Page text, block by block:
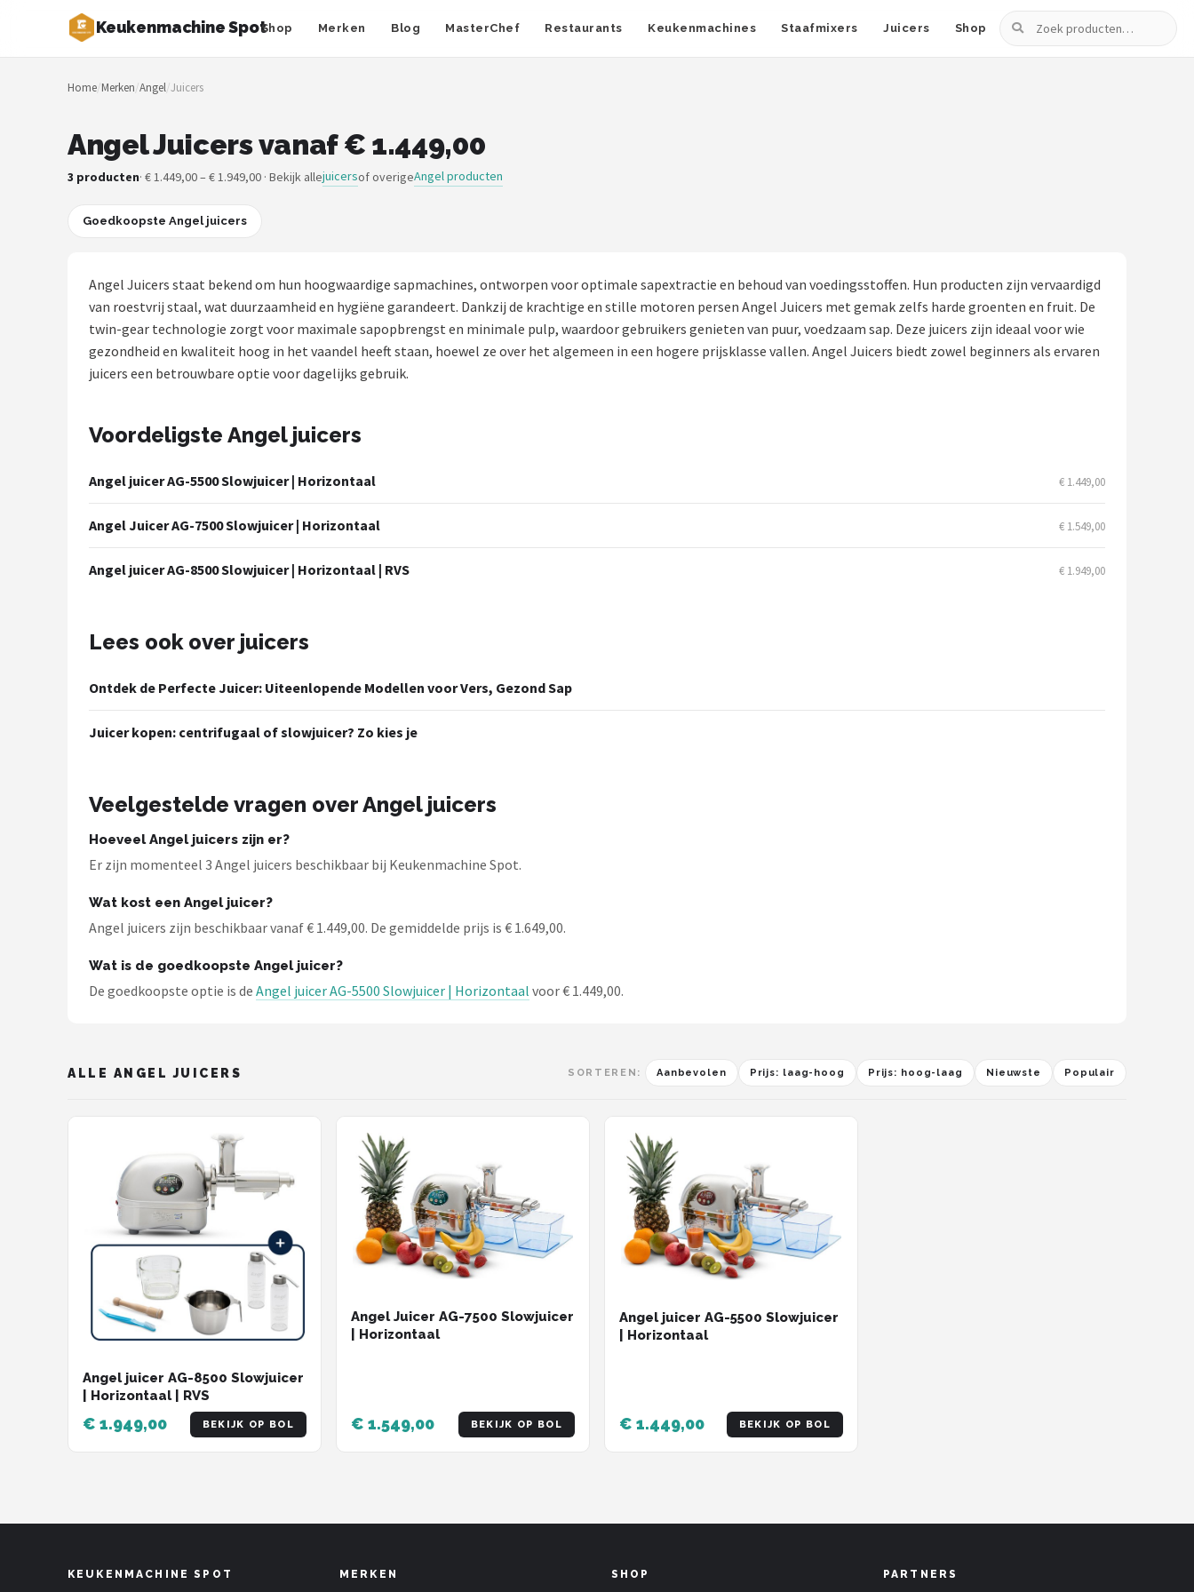
Keukenmachine SpotShop Merken Blog MasterChef Restaurants Keukenmachines Staafmixers Juicers Shop
Zoeken
Zoeken
NAVIGATIE
Merken
Restaurants
Keukenmachines
POPULAIRE MERKEN
Bartscher
Nutribullet
Alle merken →
Home/Merken/Angel/Juicers
Angel Juicers vanaf € 1.449,00
3 producten· € 1.449,00 – € 1.949,00 · Bekijk allejuicersof overigeAngel producten
Goedkoopste Angel juicers
Angel Juicers staat bekend om hun hoogwaardige sapmachines, ontworpen voor optimale sapextractie en behoud van voedingsstoffen. Hun producten zijn vervaardigd
van roestvrij staal, wat duurzaamheid en hygiëne garandeert. Dankzij de krachtige en stille motoren persen Angel Juicers met gemak zelfs harde groenten en fruit. De
twin-gear technologie zorgt voor maximale sapopbrengst en minimale pulp, waardoor gebruikers genieten van puur, voedzaam sap. Deze juicers zijn ideaal voor wie
gezondheid en kwaliteit hoog in het vaandel heeft staan, hoewel ze over het algemeen in een hogere prijsklasse vallen. Angel Juicers biedt zowel beginners als ervaren
juicers een betrouwbare optie voor dagelijks gebruik.
Voordeligste Angel juicers
Angel juicer AG-5500 Slowjuicer | Horizontaal € 1.449,00
Angel Juicer AG-7500 Slowjuicer | Horizontaal € 1.549,00
Angel juicer AG-8500 Slowjuicer | Horizontaal | RVS € 1.949,00
Lees ook over juicers
Ontdek de Perfecte Juicer: Uiteenlopende Modellen voor Vers, Gezond Sap
Juicer kopen: centrifugaal of slowjuicer? Zo kies je
Veelgestelde vragen over Angel juicers
Hoeveel Angel juicers zijn er?
Er zijn momenteel 3 Angel juicers beschikbaar bij Keukenmachine Spot.
Wat kost een Angel juicer?
Angel juicers zijn beschikbaar vanaf € 1.449,00. De gemiddelde prijs is € 1.649,00.
Wat is de goedkoopste Angel juicer?
De goedkoopste optie is de Angel juicer AG-5500 Slowjuicer | Horizontaal voor € 1.449,00.
ALLE ANGEL JUICERS SORTEREN: Aanbevolen Prijs: laag-hoog Prijs: hoog-laag Nieuwste Populair
Angel juicer AG-8500 Slowjuicer
| Horizontaal | RVS
€ 1.949,00 BEKIJK OP BOL
Angel Juicer AG-7500 Slowjuicer
| Horizontaal
€ 1.549,00 BEKIJK OP BOL
Angel juicer AG-5500 Slowjuicer
| Horizontaal
€ 1.449,00 BEKIJK OP BOL
KEUKENMACHINE SPOT MERKEN SHOP PARTNERS